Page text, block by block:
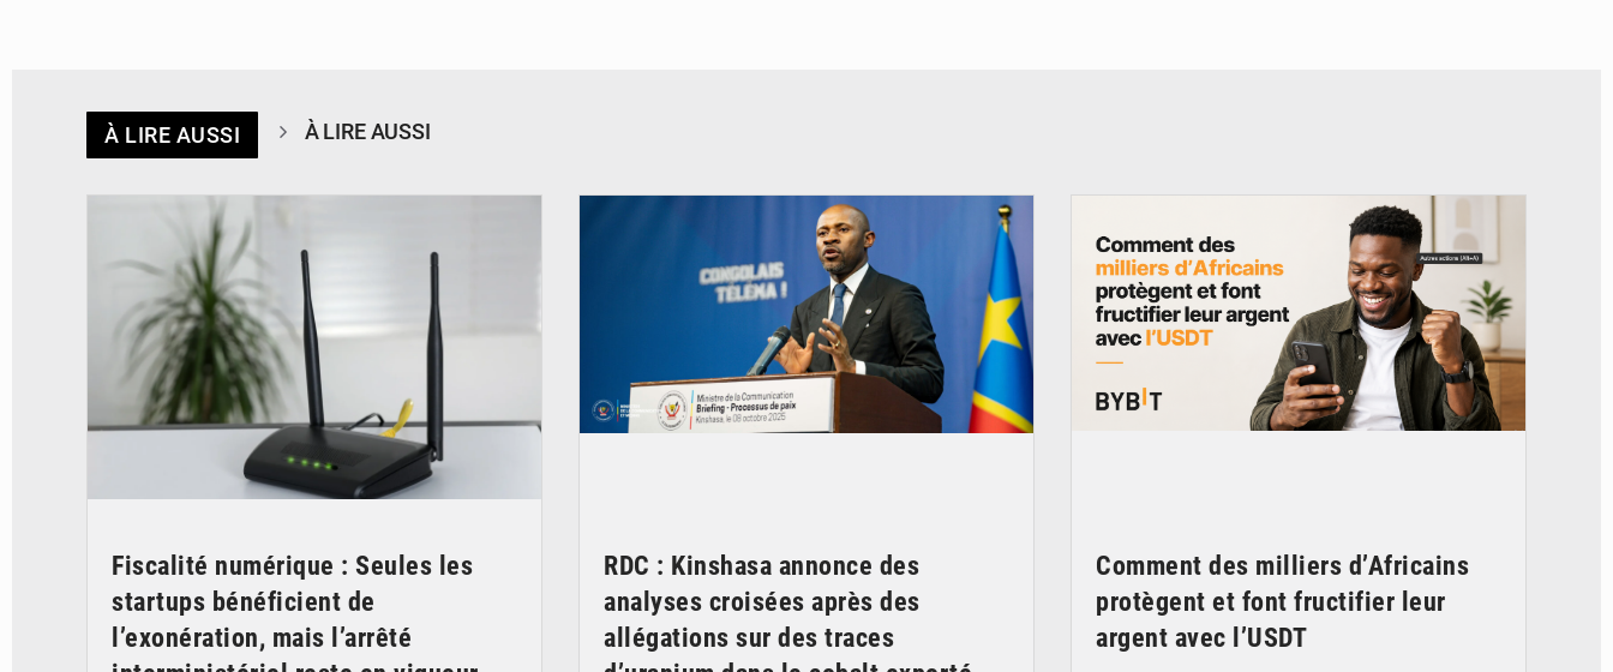
À LIRE AUSSI À LIRE AUSSI
Fiscalité numérique : Seules les
startups bénéficient de
l’exonération, mais l’arrêté
RDC : Kinshasa annonce des
analyses croisées après des
allégations sur des traces
Comment des milliers d’Africains
protègent et font fructifier leur
argent avec l’USDT